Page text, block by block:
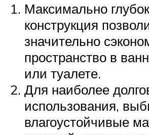
Максимально
конструкция
значительно
пространство в
или туалете.
Для наиболее
использования,
влагоустойчивые